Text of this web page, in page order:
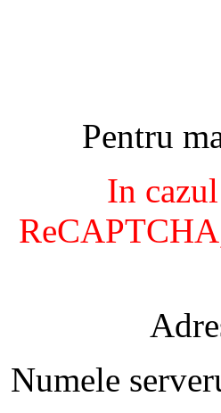
Pentru
In
Numele